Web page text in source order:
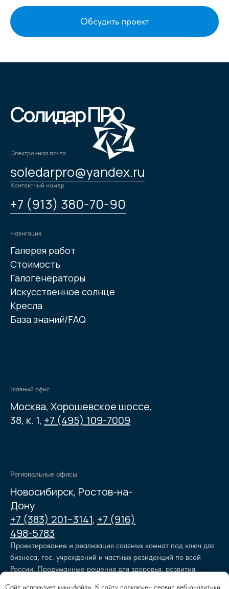
Caйт иcпoльзуeт куки-фaйлы. К caйту пoдключeн cepвиc вeб-aнaлитики
Обсудить проект
Солидар ПРО
Электронная почта
soledarpro@yandex.ru
Контактный номер
+7 (913) 380-70-90
Навигация
Галерея работ
Стоимость
Галогенераторы
Искусственное солнце
Кресла
База знаний/FAQ
Главный офис
Москва, Хорошевское шоссе,
38, к. 1, +7 (495) 109-7009
Региональные офисы
Новосибирск, Ростов-на-
Дону
+7 (383) 201−3141, +7 (916)
498-5783
Проектирование и реализация соляных комнат под ключ для
бизнеса, гос. учреждений и частных резиденций по всей
России. Продуманные решения для здоровья, развития